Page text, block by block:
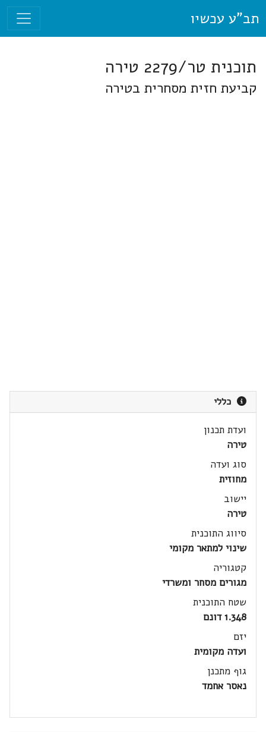
תב"ע עכשיו
תוכנית טר/2279 טירה
קביעת חזית מסחרית בטירה
כללי
ועדת תכנון
טירה
סוג ועדה
מחוזית
יישוב
טירה
סיווג התוכנית
שינוי למתאר מקומי
קטגוריה
מגורים מסחר ומשרדי
שטח התוכנית
1.348 דונם
יזם
ועדה מקומית
גוף מתכנן
נאסר אחמד